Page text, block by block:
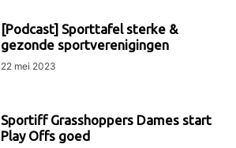
[Podcast] Sporttafel sterke &
gezonde sportverenigingen
22 mei 2023
Sportiff Grasshoppers Dames start
Play Offs goed